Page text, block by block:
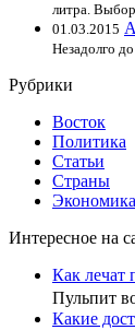
литра.
01.03.2015
Незадолго
Рубрики
Восток
Политика
Статьи
Страны
Экономика
Интересное на
Как лечат
Пульпит
Какие